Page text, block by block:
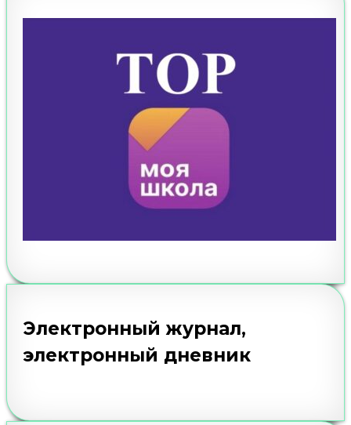
Электронный журнал,
электронный дневник